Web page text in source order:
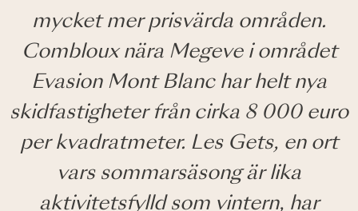
mycket mer prisvärda områden.
Combloux nära Megeve i området
Evasion Mont Blanc har helt nya
skidfastigheter från cirka 8 000 euro
per kvadratmeter. Les Gets, en ort
vars sommarsäsong är lika
aktivitetsfylld som vintern, har